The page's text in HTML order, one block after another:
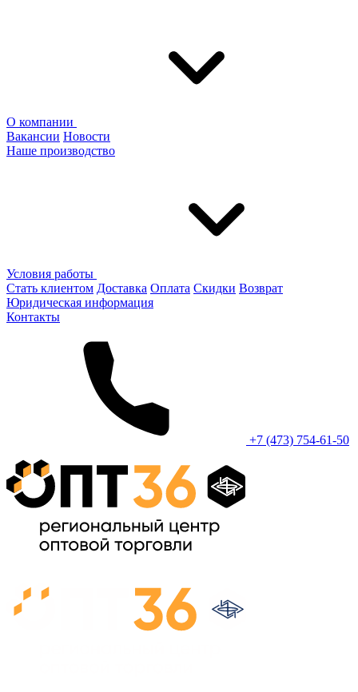
О компании
Вакансии Новости
Наше производство
Условия работы
Стать клиентом Доставка Оплата Скидки Возврат
Юридическая информация
Контакты
+7 (473) 754-61-50